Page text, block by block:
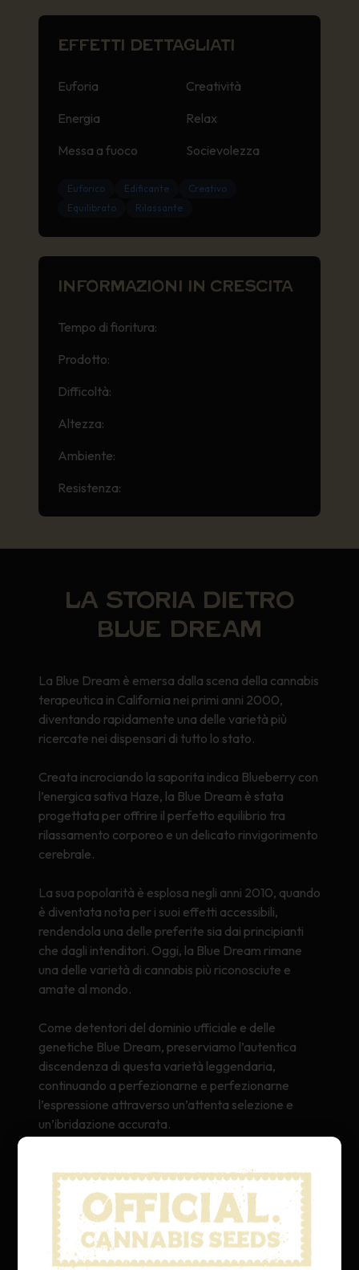
EFFETTI DETTAGLIATI
Euforia
Creatività
Energia
Relax
Messa a fuoco
Socievolezza
Euforico Edificante
Creativo
Equilibrato
Rilassante
INFORMAZIONI IN CRESCITA
Tempo di fioritura:
Prodotto:
Difficoltà:
Altezza:
Ambiente:
Resistenza:
LA STORIA DIETRO
BLUE DREAM
La Blue Dream è emersa dalla scena della cannabis
terapeutica in California nei primi anni 2000,
diventando rapidamente una delle varietà più
ricercate nei dispensari di tutto lo stato.
Creata incrociando la saporita indica Blueberry con
l’energica sativa Haze, la Blue Dream è stata
progettata per offrire il perfetto equilibrio tra
rilassamento corporeo e un delicato rinvigorimento
cerebrale.
La sua popolarità è esplosa negli anni 2010, quando
è diventata nota per i suoi effetti accessibili,
rendendola una delle preferite sia dai principianti
che dagli intenditori. Oggi, la Blue Dream rimane
una delle varietà di cannabis più riconosciute e
amate al mondo.
Come detentori del dominio ufficiale e delle
genetiche Blue Dream, preserviamo l’autentica
discendenza di questa varietà leggendaria,
continuando a perfezionarne e perfezionarne
l’espressione attraverso un’attenta selezione e
un’ibridazione accurata.
PROFILO TERPENICO